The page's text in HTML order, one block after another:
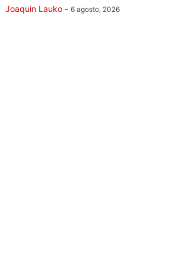
Joaquin Lauko - 6 agosto, 2026